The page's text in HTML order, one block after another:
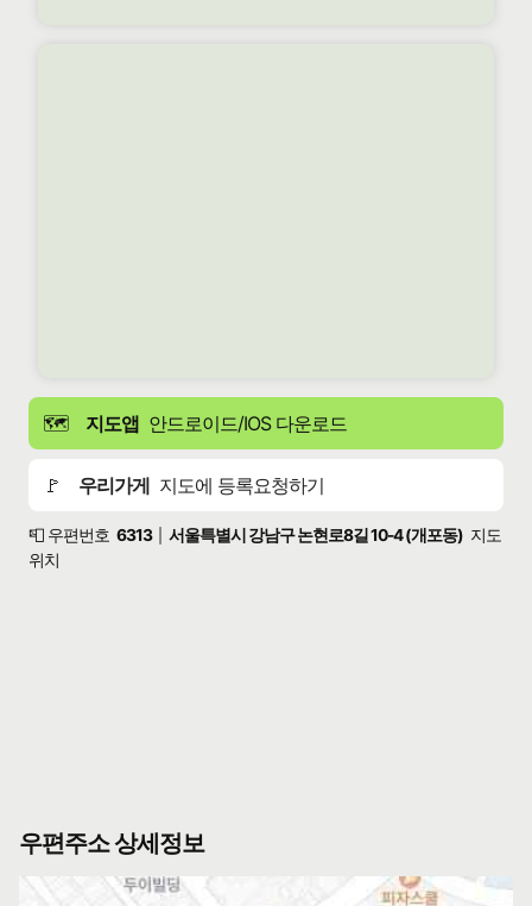
🗺️ 지도앱 안드로이드/IOS 다운로드
🚩 우리가게 지도에 등록요청하기
📮 우편번호 6313 서울특별시 강남구 논현로8길 10-4 (개포동) 지도
위치
우편주소 상세정보